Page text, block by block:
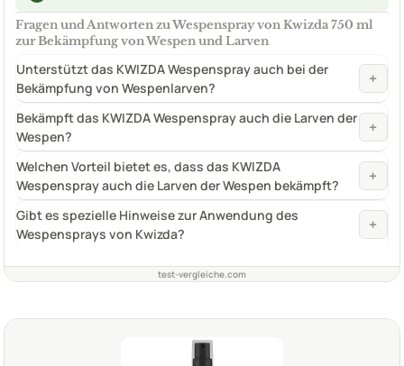
Fragen und Antworten zu Wespenspray von Kwizda 750 ml
zur Bekämpfung von Wespen und Larven
Unterstützt das KWIZDA Wespenspray auch bei der
Bekämpfung von Wespenlarven?
+
Bekämpft das KWIZDA Wespenspray auch die Larven der
Wespen?
+
Welchen Vorteil bietet es, dass das KWIZDA
Wespenspray auch die Larven der Wespen bekämpft?
+
Gibt es spezielle Hinweise zur Anwendung des
Wespensprays von Kwizda?
+
test-vergleiche.com